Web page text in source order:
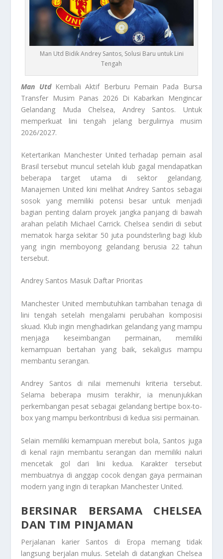
Man Utd Bidik Andrey Santos, Solusi Baru untuk Lini
Tengah
Man UtdKembali Aktif Berburu Pemain Pada Bursa
Transfer Musim Panas 2026 Di Kabarkan Mengincar
Gelandang Muda Chelsea, Andrey Santos. Untuk
memperkuat lini tengah jelang bergulirnya musim
2026/2027.
Ketertarikan Manchester United terhadap pemain asal
Brasil tersebut muncul setelah klub gagal mendapatkan
beberapa target utama di sektor gelandang.
Manajemen United kini melihat Andrey Santos sebagai
sosok yang memiliki potensi besar untuk menjadi
bagian penting dalam proyek jangka panjang di bawah
arahan pelatih Michael Carrick. Chelsea sendiri di sebut
mematok harga sekitar 50 juta poundsterling bagi klub
yang ingin memboyong gelandang berusia 22 tahun
tersebut.
Andrey Santos Masuk Daftar Prioritas
Manchester United membutuhkan tambahan tenaga di
lini tengah setelah mengalami perubahan komposisi
skuad. Klub ingin menghadirkan gelandang yang mampu
menjaga keseimbangan permainan, memiliki
kemampuan bertahan yang baik, sekaligus mampu
membantu serangan.
Andrey Santos di nilai memenuhi kriteria tersebut.
Selama beberapa musim terakhir, ia menunjukkan
perkembangan pesat sebagai gelandang bertipe box-to-
box yang mampu berkontribusi di kedua sisi permainan.
Selain memiliki kemampuan merebut bola, Santos juga
di kenal rajin membantu serangan dan memiliki naluri
mencetak gol dari lini kedua. Karakter tersebut
membuatnya di anggap cocok dengan gaya permainan
modern yang ingin di terapkan Manchester United.
BERSINAR BERSAMA CHELSEA
DAN TIM PINJAMAN
Perjalanan karier Santos di Eropa memang tidak
langsung berjalan mulus. Setelah di datangkan Chelsea